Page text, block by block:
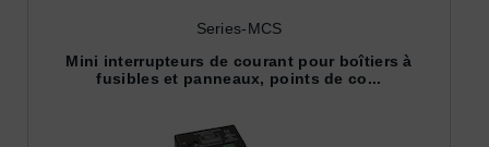
Series-MCS
Mini interrupteurs de courant pour boîtiers à
fusibles et panneaux, points de co...